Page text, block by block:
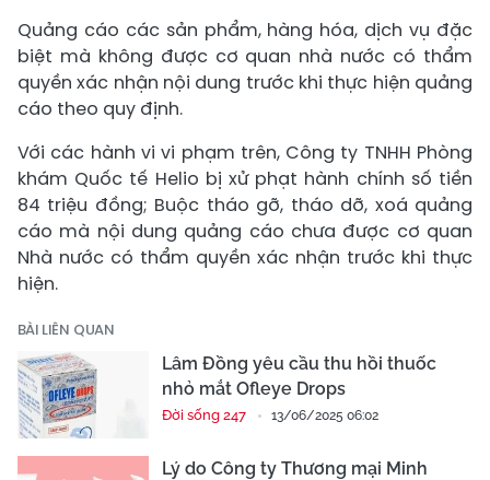
Quảng cáo các sản phẩm, hàng hóa, dịch vụ đặc
biệt mà không được cơ quan nhà nước có thẩm
quyền xác nhận nội dung trước khi thực hiện quảng
cáo theo quy định.
Với các hành vi vi phạm trên, Công ty TNHH Phòng
khám Quốc tế Helio bị xử phạt hành chính số tiền
84 triệu đồng; Buộc tháo gỡ, tháo dỡ, xoá quảng
cáo mà nội dung quảng cáo chưa được cơ quan
Nhà nước có thẩm quyền xác nhận trước khi thực
hiện.
BÀI LIÊN QUAN
Lâm Đồng yêu cầu thu hồi thuốc
nhỏ mắt Ofleye Drops
Đời sống 247 13/06/2025 06:02
Lý do Công ty Thương mại Minh